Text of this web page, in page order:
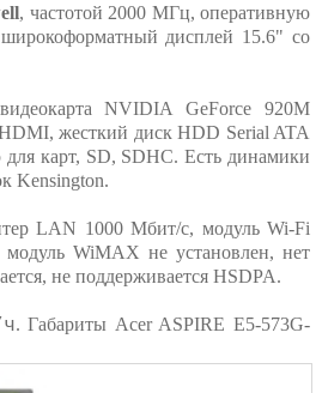
, частотой 2000 МГц, оперативную
дисплей 15.6" со
NVIDIA GeForce 920M
жесткий диск HDD Serial ATA
карт, SD, SDHC. Есть динамики
Kensington.
LAN 1000 Мбит/с, модуль Wi-Fi
WiMAX не установлен, нет
не поддерживается HSDPA.
. Габариты Acer ASPIRE E5-573G-